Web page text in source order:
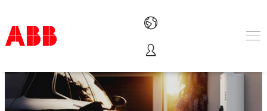
Products & Solutions
Industries
Services